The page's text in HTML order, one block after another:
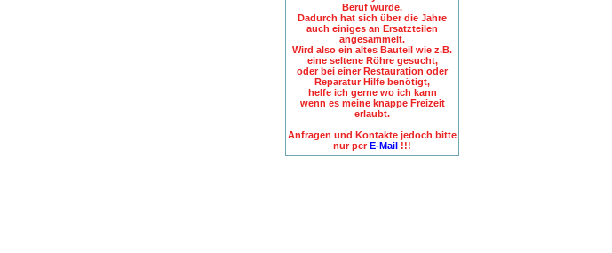
Beruf wurde.
Dadurch hat sich über die Jahre
auch einiges an Ersatzteilen
angesammelt.
Wird also ein altes Bauteil wie z.B.
eine seltene Röhre gesucht,
oder bei einer Restauration oder
Reparatur Hilfe benötigt,
helfe ich gerne wo ich kann
wenn es meine knappe Freizeit
erlaubt.
Anfragen und Kontakte jedoch bitte
nur per E-Mail !!!